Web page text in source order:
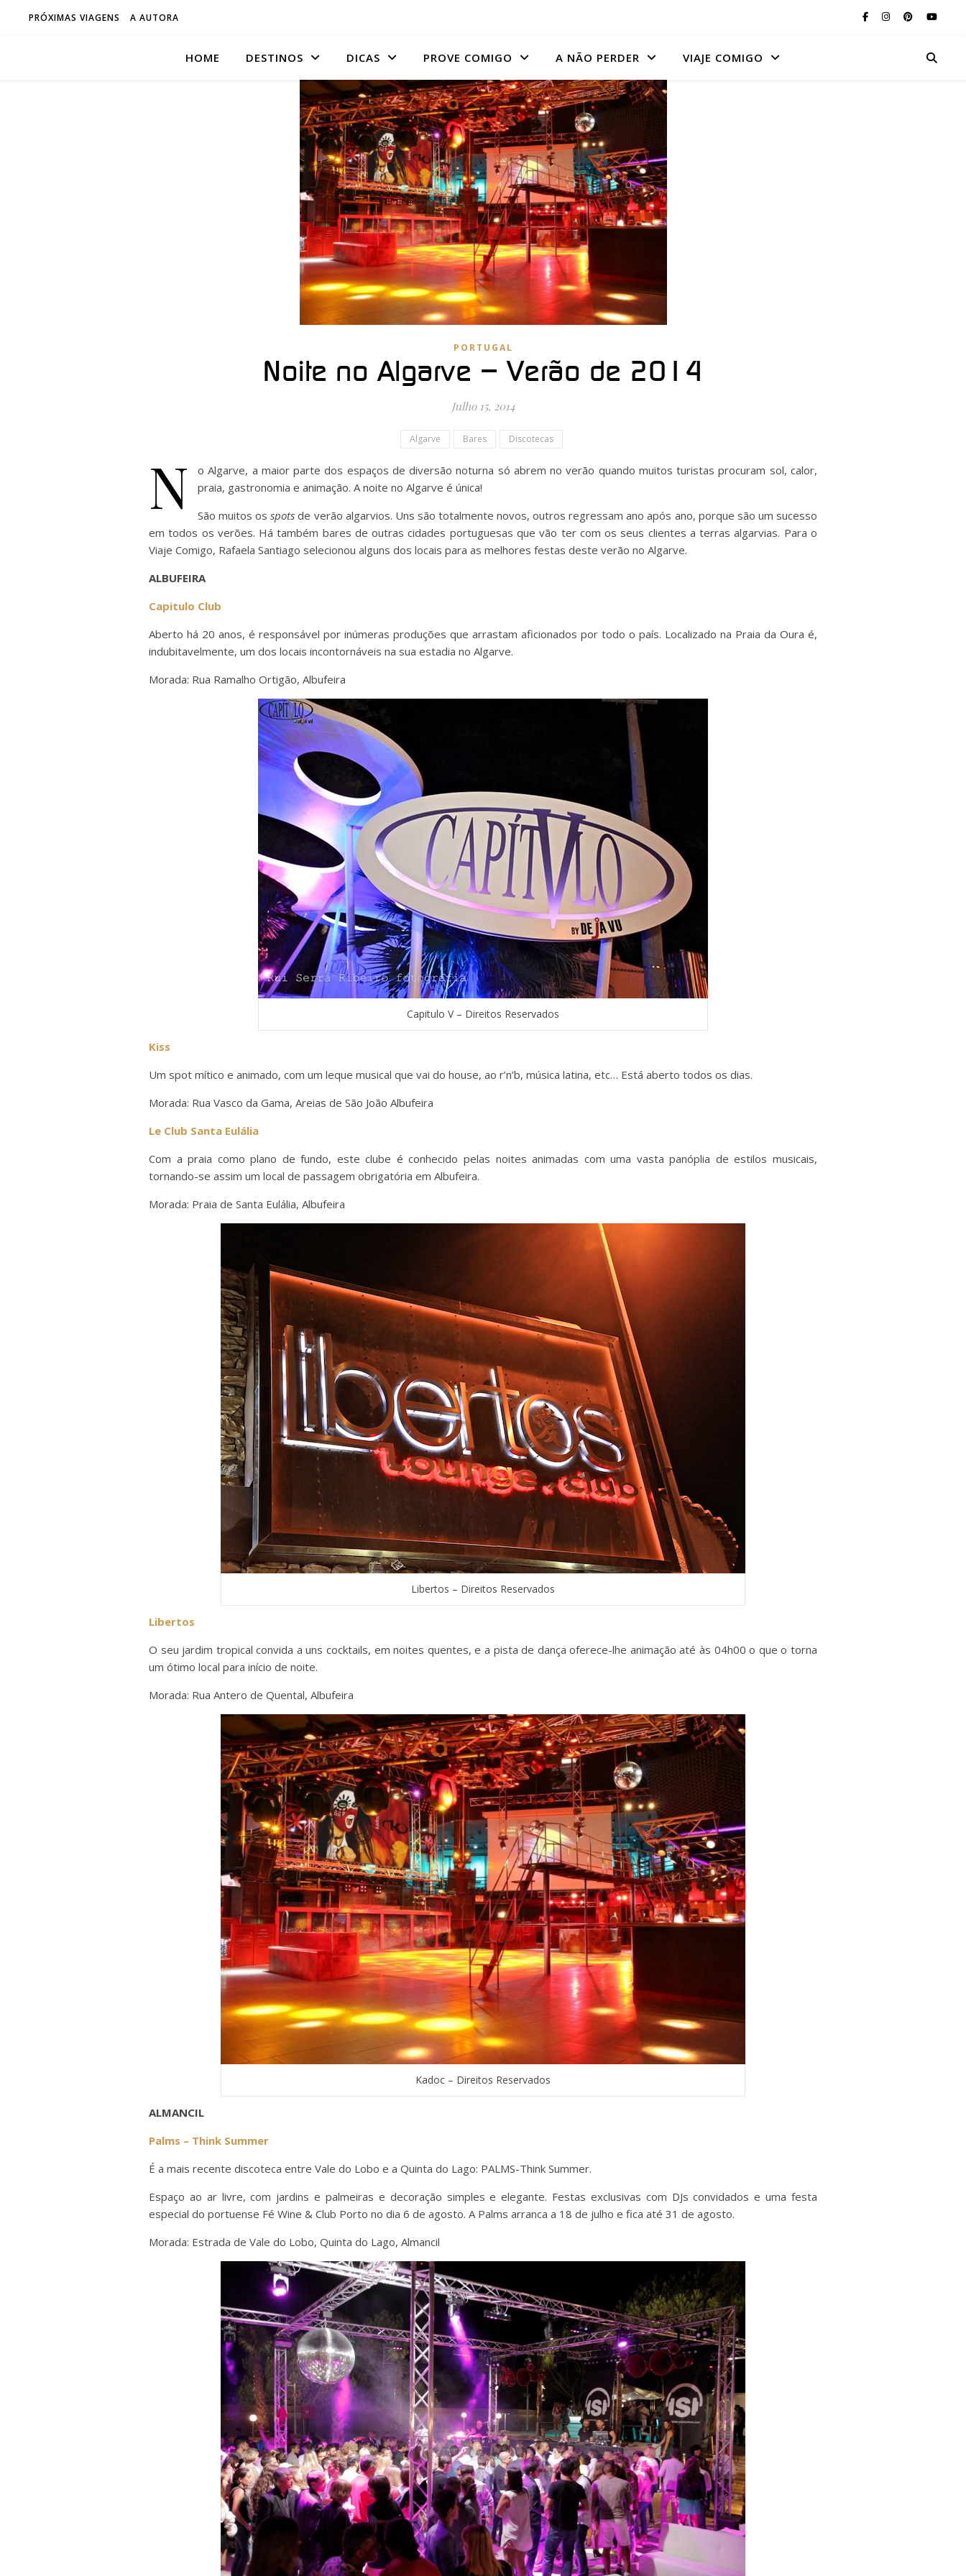
PRÓXIMAS VIAGENS A AUTORA
HOME DESTINOS DICAS PROVE COMIGO A NÃO PERDER VIAJE COMIGO
PORTUGAL
Noite no Algarve – Verão de 2014
Julho 15, 2014
Algarve Bares Discotecas
N
o Algarve, a maior parte dos espaços de diversão noturna só abrem no verão quando muitos turistas procuram sol, calor,
praia, gastronomia e animação. A noite no Algarve é única!
São muitos osspots de verão algarvios. Uns são totalmente novos, outros regressam ano após ano, porque são um sucesso
em todos os verões. Há também bares de outras cidades portuguesas que vão ter com os seus clientes a terras algarvias. Para o
Viaje Comigo, Rafaela Santiago selecionou alguns dos locais para as melhores festas deste verão no Algarve.
ALBUFEIRA
Capitulo Club
Aberto há 20 anos, é responsável por inúmeras produções que arrastam aficionados por todo o país. Localizado na Praia da Oura é,
indubitavelmente, um dos locais incontornáveis na sua estadia no Algarve.
Morada: Rua Ramalho Ortigão, Albufeira
Capitulo V – Direitos Reservados
Kiss
Um spot mítico e animado, com um leque musical que vai do house, ao r’n’b, música latina, etc… Está aberto todos os dias.
Morada: Rua Vasco da Gama, Areias de São João Albufeira
Le Club Santa Eulália
Com a praia como plano de fundo, este clube é conhecido pelas noites animadas com uma vasta panóplia de estilos musicais,
tornando-se assim um local de passagem obrigatória em Albufeira.
Morada: Praia de Santa Eulália, Albufeira
Libertos – Direitos Reservados
Libertos
O seu jardim tropical convida a uns cocktails, em noites quentes, e a pista de dança oferece-lhe animação até às 04h00 o que o torna
um ótimo local para início de noite.
Morada: Rua Antero de Quental, Albufeira
Kadoc – Direitos Reservados
ALMANCIL
Palms – Think Summer
É a mais recente discoteca entre Vale do Lobo e a Quinta do Lago: PALMS-Think Summer.
Espaço ao ar livre, com jardins e palmeiras e decoração simples e elegante. Festas exclusivas com DJs convidados e uma festa
especial do portuense Fé Wine & Club Porto no dia 6 de agosto. A Palms arranca a 18 de julho e fica até 31 de agosto.
Morada: Estrada de Vale do Lobo, Quinta do Lago, Almancil